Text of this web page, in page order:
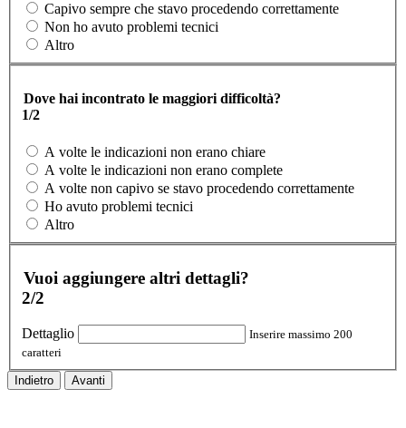
Capivo sempre che stavo procedendo correttamente
Non ho avuto problemi tecnici
Altro
Dove hai incontrato le maggiori difficoltà?
1/2
A volte le indicazioni non erano chiare
A volte le indicazioni non erano complete
A volte non capivo se stavo procedendo correttamente
Ho avuto problemi tecnici
Altro
Vuoi aggiungere altri dettagli?
2/2
Dettaglio
Inserire massimo 200
caratteri
Indietro Avanti